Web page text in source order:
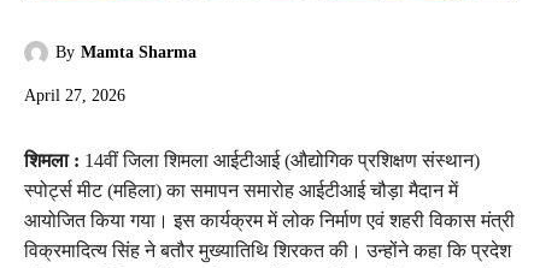
By Mamta Sharma
April 27, 2026
शिमला : 14वीं जिला शिमला आईटीआई (औद्योगिक प्रशिक्षण संस्थान)
स्पोर्ट्स मीट (महिला) का समापन समारोह आईटीआई चौड़ा मैदान में
आयोजित किया गया। इस कार्यक्रम में लोक निर्माण एवं शहरी विकास मंत्री
विक्रमादित्य सिंह ने बतौर मुख्यातिथि शिरकत की। उन्होंने कहा कि प्रदेश